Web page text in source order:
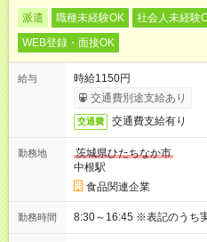
派遣 職種未経験OK 社会人未経験
WEB登録・面接OK
給与
時給1150円
交通費別途支給あり
交通費 交通費支給有り
勤務地
茨城県ひたちなか市
中根駅
食品関連企業
勤務時間 8:30～16:45 ※表記